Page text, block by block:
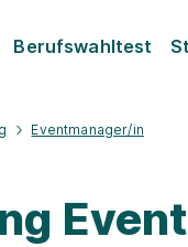
Berufswahltest
Eventmanager/in